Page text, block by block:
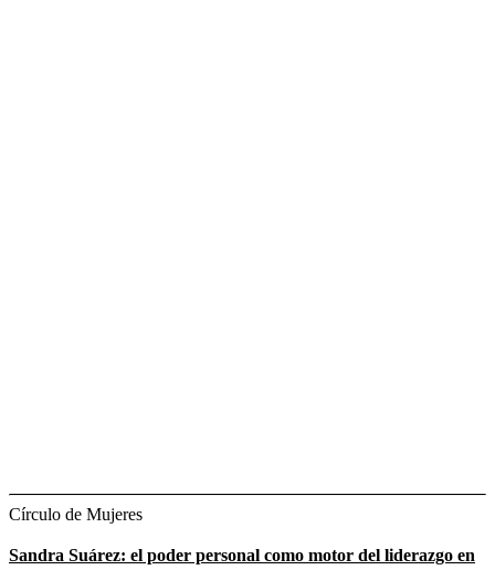
Círculo de Mujeres
Sandra Suárez: el poder personal como motor del liderazgo en